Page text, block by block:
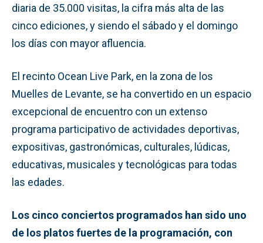
diaria de 35.000 visitas, la cifra más alta de las
cinco ediciones, y siendo el sábado y el domingo
los días con mayor afluencia.
El recinto Ocean Live Park, en la zona de los
Muelles de Levante, se ha convertido en un espacio
excepcional de encuentro con un extenso
programa participativo de actividades deportivas,
expositivas, gastronómicas, culturales, lúdicas,
educativas, musicales y tecnológicas para todas
las edades.
Los cinco conciertos programados han sido uno
de los platos fuertes de la programación, con